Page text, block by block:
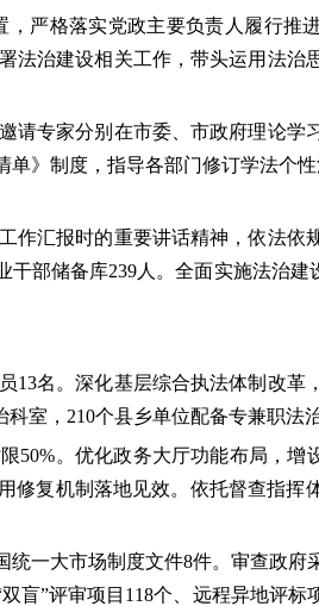
严格落实党政主要负责人履行推
法治建设相关工作，带头运用法治
专家分别在市委、市政府理论学
》制度，指导各部门修订学法个
汇报时的重要讲话精神，依法依
部储备库239人。全面实施法治建
名。深化基层综合执法体制改革
室，210个县乡单位配备专兼职法
。优化政务大厅功能布局，增
修复机制落地见效。依托督查指挥
一大市场制度文件8件。审查政府
盲”评审项目118个、远程异地评标